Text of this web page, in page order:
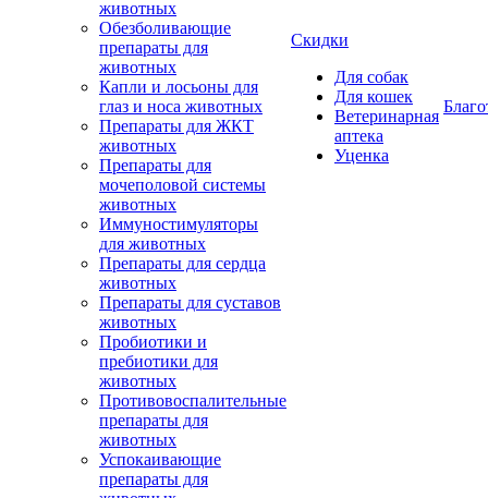
животных
Обезболивающие
препараты для
животных
Капли и лосьоны для
глаз и носа животных
Препараты для ЖКТ
животных
Препараты для
мочеполовой системы
животных
Иммуностимуляторы
для животных
Препараты для сердца
животных
Препараты для суставов
животных
Пробиотики и
пребиотики для
животных
Противовоспалительные
препараты для
животных
Успокаивающие
препараты для
Скидки
Для собак
Для кошек
Ветеринарная
аптека
Уценка